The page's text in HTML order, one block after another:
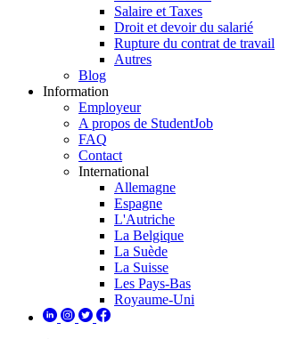
Salaire et Taxes
Droit et devoir du salarié
Rupture du contrat de travail
Autres
Blog
Information
Employeur
A propos de StudentJob
FAQ
Contact
International
Allemagne
Espagne
L'Autriche
La Belgique
La Suède
La Suisse
Les Pays-Bas
Royaume-Uni